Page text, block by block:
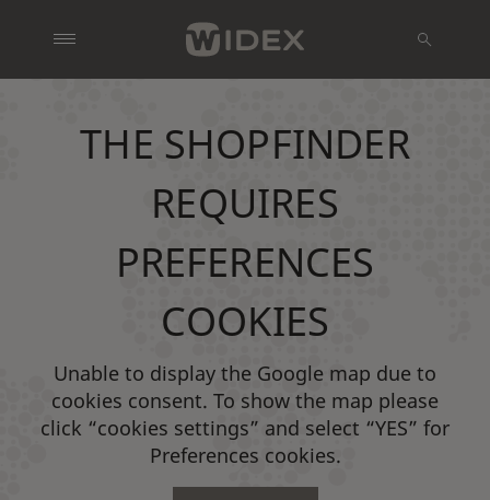
THE SHOPFINDER
REQUIRES
PREFERENCES
COOKIES
Unable to display the Google map due to
cookies consent. To show the map please
click “cookies settings” and select “YES” for
Preferences cookies.